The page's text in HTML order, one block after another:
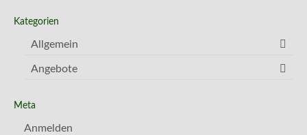
Kategorien
Allgemein
Angebote
Meta
Anmelden